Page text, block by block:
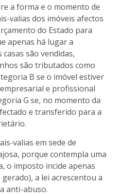
a forma e o momento de
valias dos imóveis afectos
do Estado para
apenas há lugar a
são vendidas,
são tributados como
B se o imóvel estiver
e profissional
G se, no momento da
e transferido para a
valias em sede de
porque contempla uma
o imposto incide apenas
a lei acrescentou a
anti-abuso.